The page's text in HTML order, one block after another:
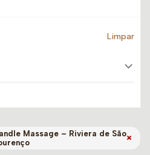
Limpar
Massage – Riviera de São×